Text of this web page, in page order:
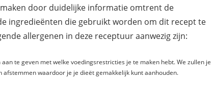
door duidelijke informatie omtrent de
ingredieënten die gebruikt worden om dit recept te
allergenen in deze receptuur aanwezig zijn:
te geven met welke voedingsrestricties je te maken hebt. We zullen je
waardoor je je dieët gemakkelijk kunt aanhouden.